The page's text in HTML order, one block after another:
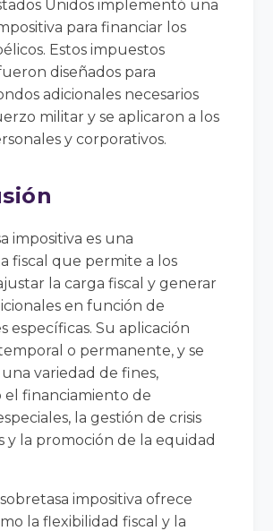
Unidos implementó una
para financiar los
Estos impuestos
diseñados para
adicionales necesarios
militar y se aplicaron a los
y corporativos.
impositiva es una
fiscal que permite a los
la carga fiscal y generar
en función de
específicas. Su aplicación
o permanente, y se
variedad de fines,
financiamiento de
la gestión de crisis
y la promoción de la equidad
impositiva ofrece
la flexibilidad fiscal y la